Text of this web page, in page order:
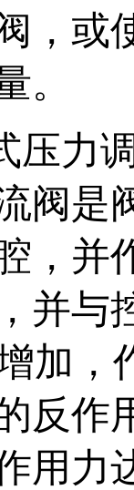
，或
。
压力
阀是
，
并与
加，
反作
用力